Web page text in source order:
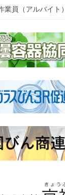
業員（アルバイト）